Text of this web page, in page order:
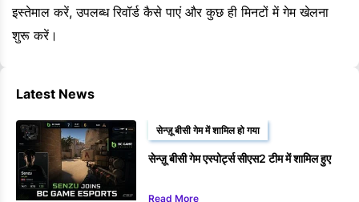
इस्तेमाल करें, उपलब्ध रिवॉर्ड कैसे पाएं और कुछ ही मिनटों में गेम खेलना
शुरू करें।
Latest News
सेन्ज़ू बीसी गेम में शामिल हो गया
सेन्ज़ू बीसी गेम एस्पोर्ट्स सीएस2 टीम में शामिल हुए
Read More